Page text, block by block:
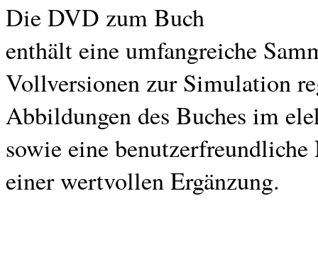
Die DVD zum Buch
enthält eine umfangreiche
Vollversionen zur Simulation
Abbildungen des Buches im
sowie eine
einer wertvollen Ergänzung.